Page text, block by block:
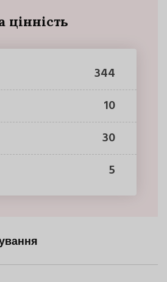
цінність
344
10
30
5